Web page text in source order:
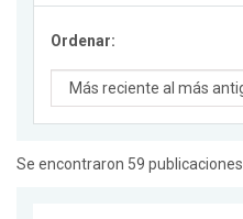
Ordenar:
Se encontraron 59 publicaciones